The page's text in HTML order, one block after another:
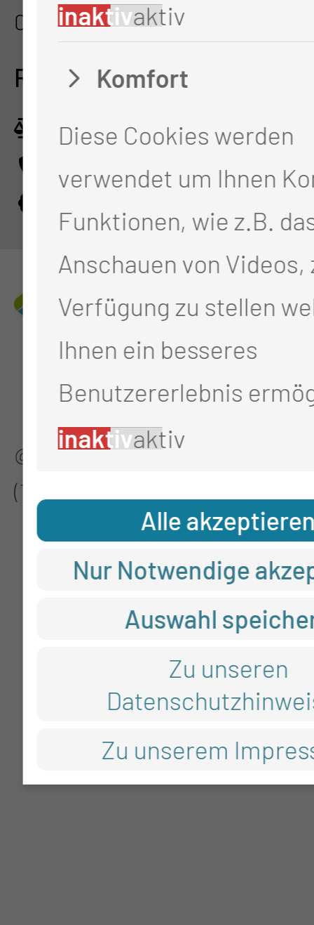
03048 Cottbus
RECHTLICHES
Impressum
Datenschutz
@Thiem-Research GmbH
(TRS)
inaktivaktiv
Komfort
Diese Cookies werden
verwendet um Ihnen
Funktionen, wie z.B.
Anschauen von Videos,
Verfügung zu stellen
Ihnen ein besseres
Benutzererlebnis
inaktivaktiv
Alle
Nur Notwendige
Auswahl
Zu unseren
Zu unserem